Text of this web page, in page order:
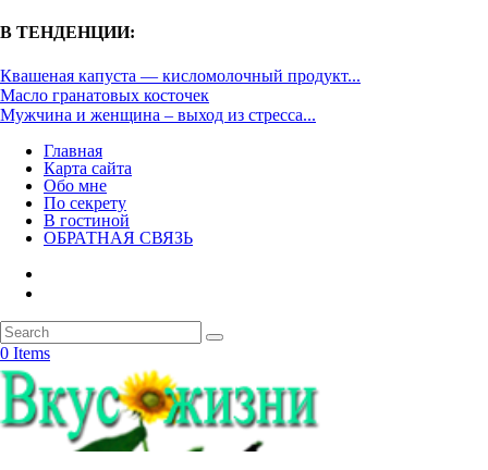
В ТЕНДЕНЦИИ:
Квашеная капуста — кисломолочный продукт...
Масло гранатовых косточек
Мужчина и женщина – выход из стресса...
Главная
Карта сайта
Обо мне
По секрету
В гостиной
ОБРАТНАЯ СВЯЗЬ
0 Items